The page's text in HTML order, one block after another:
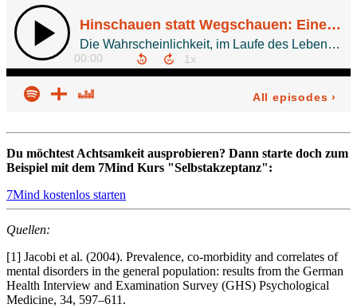
Du möchtest Achtsamkeit ausprobieren? Dann starte doch zum
Beispiel mit dem 7Mind Kurs "Selbstakzeptanz":
7Mind kostenlos starten
Quellen:
[1] Jacobi et al. (2004). Prevalence, co-morbidity and correlates of
mental disorders in the general population: results from the German
Health Interview and Examination Survey (GHS) Psychological
Medicine, 34, 597–611.